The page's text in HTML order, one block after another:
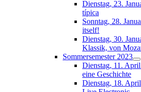
Dienstag, 23.
típica
Sonntag, 28.
itself!
Dienstag, 30.
Klassik, von
Sommersemester 2023
Dienstag, 11.
eine Geschichte
Dienstag, 18.